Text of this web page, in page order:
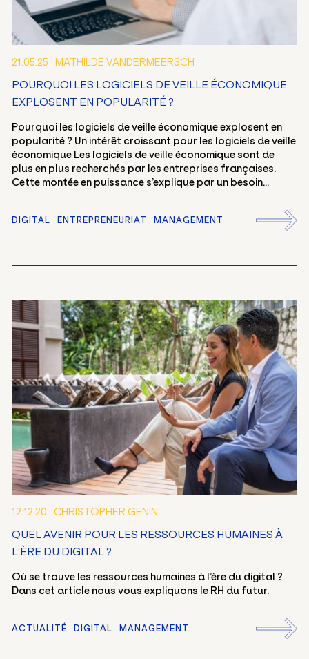
21.05.25 MATHILDE VANDERMEERSCH
POURQUOI LES LOGICIELS DE VEILLE ÉCONOMIQUE
EXPLOSENT EN POPULARITÉ ?
Pourquoi les logiciels de veille économique explosent en
popularité ? Un intérêt croissant pour les logiciels de veille
économique Les logiciels de veille économique sont de
plus en plus recherchés par les entreprises françaises.
Cette montée en puissance s’explique par un besoin...
DIGITAL ENTREPRENEURIAT MANAGEMENT
12.12.20 CHRISTOPHER GENIN
QUEL AVENIR POUR LES RESSOURCES HUMAINES À
L’ÈRE DU DIGITAL ?
Où se trouve les ressources humaines à l’ère du digital ?
Dans cet article nous vous expliquons le RH du futur.
ACTUALITÉ DIGITAL MANAGEMENT